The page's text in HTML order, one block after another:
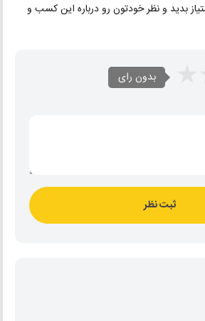
بدید و نظر خودتون رو درباره این کسب و
بدون رای
ثبت نظر